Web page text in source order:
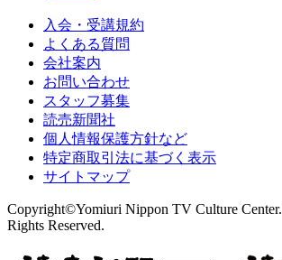
入会・受講規約
よくある質問
会社案内
お問い合わせ
スタッフ募集
読売新聞社
個人情報保護方針など
特定商取引法に基づく表示
サイトマップ
Copyright©Yomiuri Nippon TV Culture
Rights Reserved.